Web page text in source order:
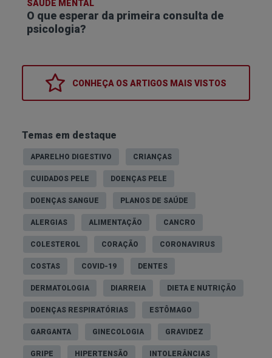
SAÚDE MENTAL
O que esperar da primeira consulta de
psicologia?
CONHEÇA OS ARTIGOS MAIS VISTOS
Temas em destaque
APARELHO DIGESTIVO CRIANÇAS
CUIDADOS PELE DOENÇAS PELE
DOENÇAS SANGUE PLANOS DE SAÚDE
ALERGIAS ALIMENTAÇÃO CANCRO
COLESTEROL CORAÇÃO CORONAVIRUS
COSTAS COVID-19 DENTES
DERMATOLOGIA DIARREIA DIETA E NUTRIÇÃO
DOENÇAS RESPIRATÓRIAS ESTÔMAGO
GARGANTA GINECOLOGIA GRAVIDEZ
GRIPE HIPERTENSÃO INTOLERÂNCIAS